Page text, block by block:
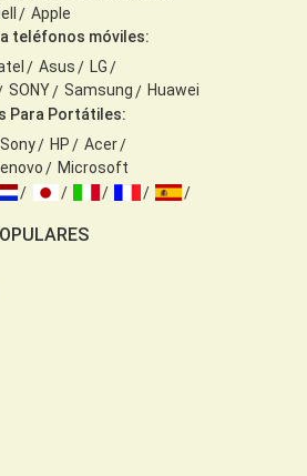
Apple
teléfonos móviles:
Asus
LG
SONY Samsung
Huawei
Para Portátiles:
Sony HP
Acer
Microsoft